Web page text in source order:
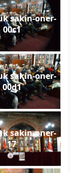
sakin-oner-
00c1
sakin-oner-
00d1
sakin-oner-
17